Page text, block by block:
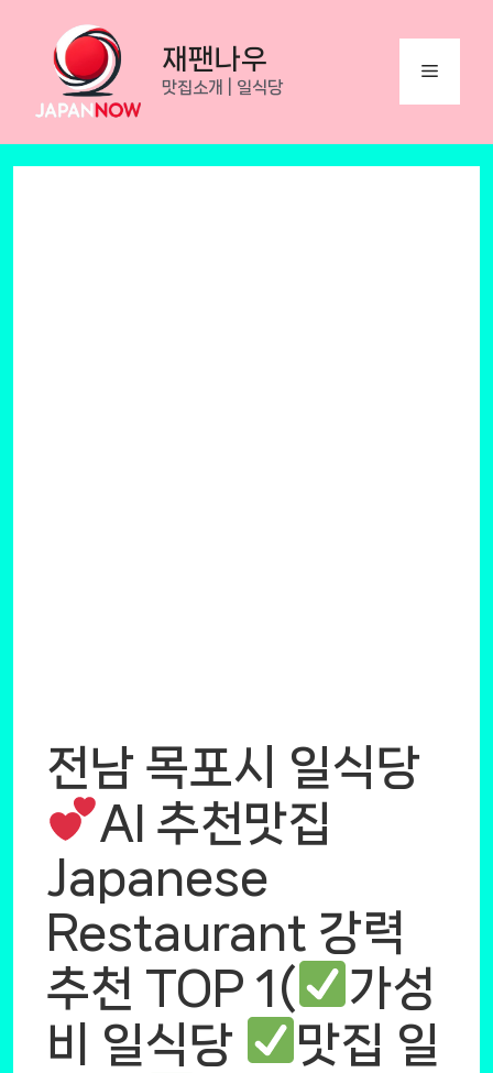
content
재팬나우
맛집소개 | 일식당
Menu
전남 목포시 일식당
AI 추천맛집
Japanese
Restaurant 강력
추천 TOP 1(
가성
비 일식당
맛집 일